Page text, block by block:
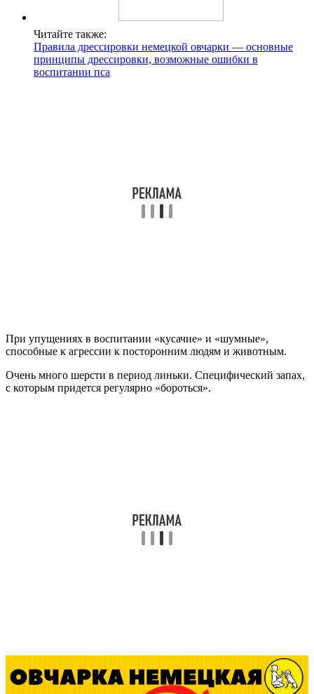
Читайте также:
Правила дрессировки немецкой овчарки — основные
принципы дрессировки, возможные ошибки в
воспитании пса
При упущениях в воспитании «кусачие» и «шумные»,
способные к агрессии к посторонним людям и животным.
Очень много шерсти в период линьки. Специфический запах,
с которым придется регулярно «бороться».